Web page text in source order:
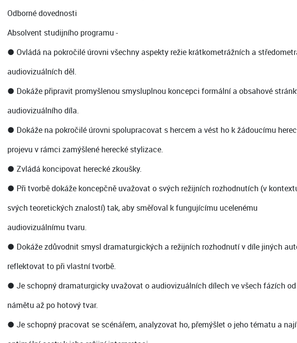
Odborné dovednosti
Absolvent studijního programu -
● Ovládá na pokročilé úrovni všechny aspekty režie krátkometrážních a
audiovizuálních děl.
● Dokáže připravit promyšlenou smysluplnou koncepci formální a obsahové
audiovizuálního díla.
● Dokáže na pokročilé úrovni spolupracovat s hercem a vést ho k žádoucímu
projevu v rámci zamýšlené herecké stylizace.
● Zvládá koncipovat herecké zkoušky.
● Při tvorbě dokáže koncepčně uvažovat o svých režijních rozhodnutích (v
svých teoretických znalostí) tak, aby směřoval k fungujícímu ucelenému
audiovizuálnímu tvaru.
● Dokáže zdůvodnit smysl dramaturgických a režijních rozhodnutí v díle jiných
reflektovat to při vlastní tvorbě.
● Je schopný dramaturgicky uvažovat o audiovizuálních dílech ve všech fázích od
námětu až po hotový tvar.
● Je schopný pracovat se scénářem, analyzovat ho, přemýšlet o jeho tématu a